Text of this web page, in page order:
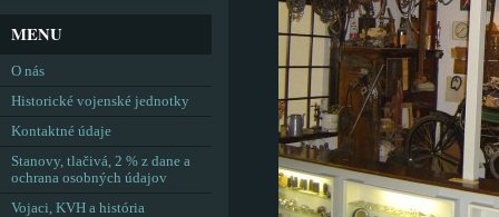
MENU
O nás
Historické vojenské jednotky
Kontaktné údaje
Stanovy, tlačivá, 2 % z dane a
ochrana osobných údajov
Vojaci, KVH a história